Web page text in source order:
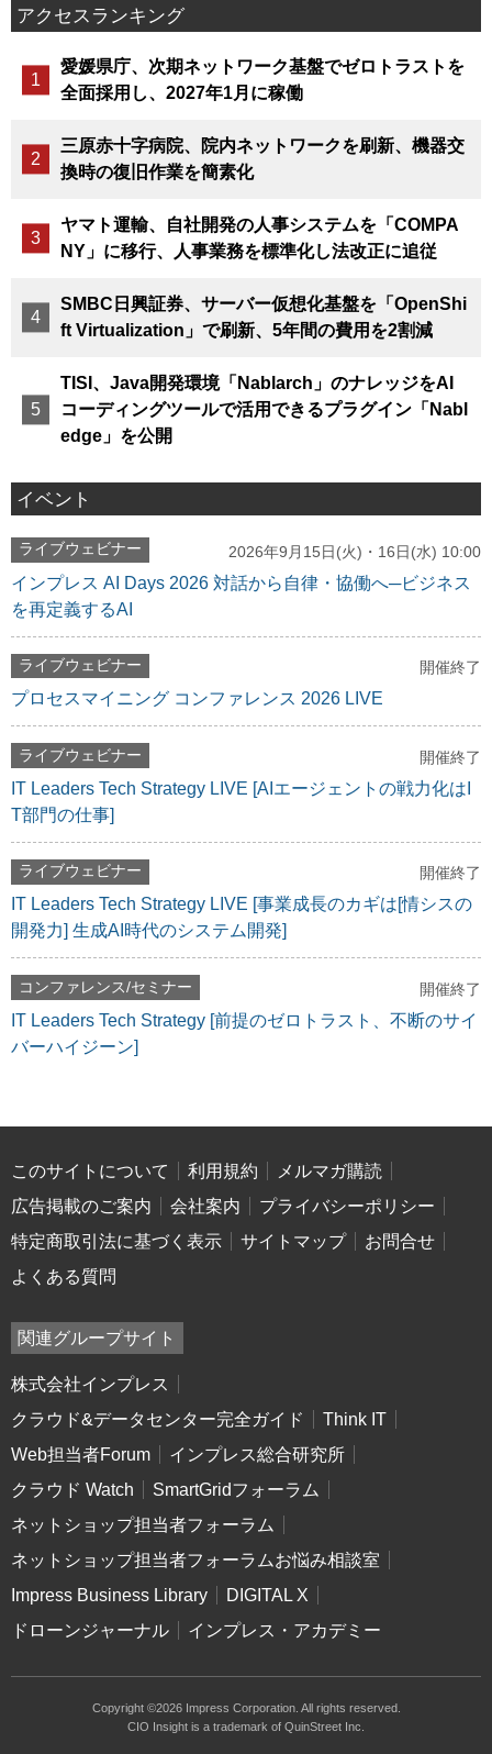
アクセスランキング
愛媛県庁、次期ネットワーク基盤でゼロトラストを
全面採用し、2027年1月に稼働
三原赤十字病院、院内ネットワークを刷新、機器交
換時の復旧作業を簡素化
ヤマト運輸、自社開発の人事システムを「COMPA
NY」に移行、人事業務を標準化し法改正に追従
SMBC日興証券、サーバー仮想化基盤を「OpenShi
ft Virtualization」で刷新、5年間の費用を2割減
TISI、Java開発環境「Nablarch」のナレッジをAI
コーディングツールで活用できるプラグイン「Nabl
edge」を公開
イベント
ライブウェビナー 2026年9月15日(火)・16日(水) 10:00
インプレス AI Days 2026 対話から自律・協働へ─ビジネス
を再定義するAI
ライブウェビナー 開催終了
プロセスマイニング コンファレンス 2026 LIVE
ライブウェビナー 開催終了
IT Leaders Tech Strategy LIVE [AIエージェントの戦力化はI
T部門の仕事]
ライブウェビナー 開催終了
IT Leaders Tech Strategy LIVE [事業成長のカギは[情シスの
開発力] 生成AI時代のシステム開発]
コンファレンス/セミナー 開催終了
IT Leaders Tech Strategy [前提のゼロトラスト、不断のサイ
バーハイジーン]
このサイトについて 利用規約
メルマガ購読
広告掲載のご案内
会社案内
プライバシーポリシー
特定商取引法に基づく表示
サイトマップ
お問合せ
よくある質問
関連グループサイト
株式会社インプレス
クラウド&データセンター完全ガイド
Think IT
Web担当者Forum
インプレス総合研究所
クラウド Watch
SmartGridフォーラム
ネットショップ担当者フォーラム
ネットショップ担当者フォーラムお悩み相談室
Impress Business Library
DIGITAL X
ドローンジャーナル
インプレス・アカデミー
Copyright ©2026 Impress Corporation. All rights reserved.
CIO Insight is a trademark of QuinStreet Inc.